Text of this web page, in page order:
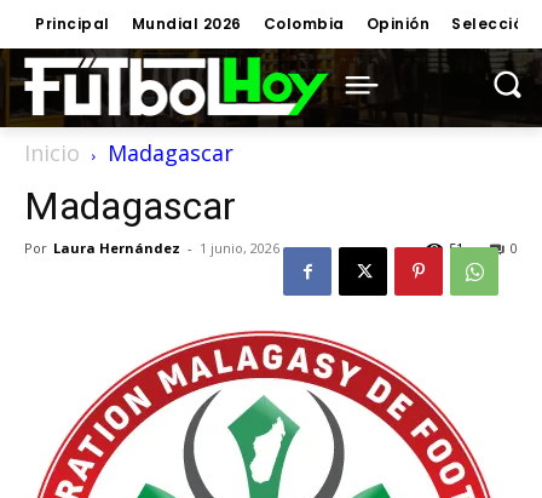
Principal Mundial 2026 Colombia Opinión Selección
Inicio Madagascar
Madagascar
Por Laura Hernández - 1 junio, 2026 0
51